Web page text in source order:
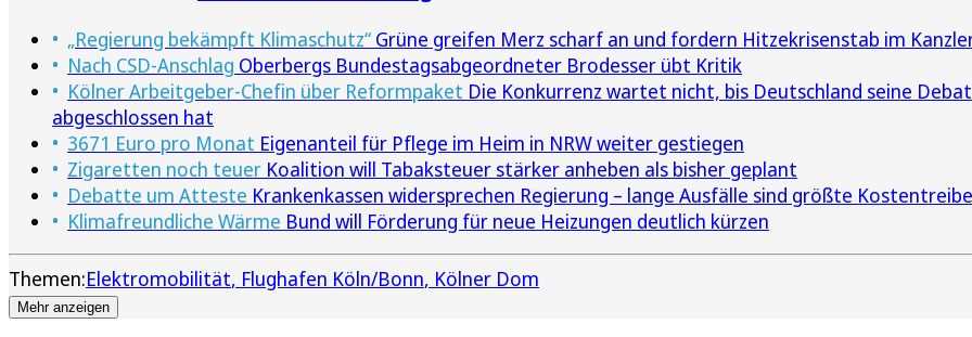
„Regierung bekämpft Klimaschutz“ Grüne greifen Merz scharf an und fordern Hitzekrisenstab im
Nach CSD-Anschlag Oberbergs Bundestagsabgeordneter Brodesser übt Kritik
Kölner Arbeitgeber-Chefin über Reformpaket Die Konkurrenz wartet nicht, bis Deutschland seine
abgeschlossen hat
3671 Euro pro Monat Eigenanteil für Pflege im Heim in NRW weiter gestiegen
Zigaretten noch teuer Koalition will Tabaksteuer stärker anheben als bisher geplant
Debatte um Atteste Krankenkassen widersprechen Regierung – lange Ausfälle sind größte
Klimafreundliche Wärme Bund will Förderung für neue Heizungen deutlich kürzen
Themen:Elektromobilität Flughafen Köln/Bonn Kölner Dom
Mehr anzeigen